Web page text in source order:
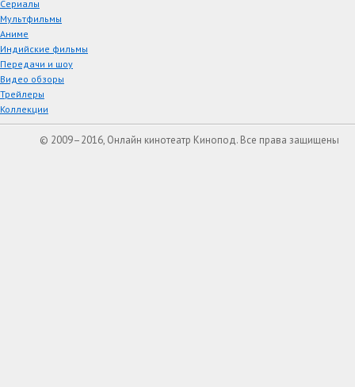
Сериалы
Мультфильмы
Аниме
Индийские фильмы
Передачи и шоу
Видео обзоры
Трейлеры
Коллекции
© 2009–2016, Онлайн кинотеатр Кинопод. Все права защищены